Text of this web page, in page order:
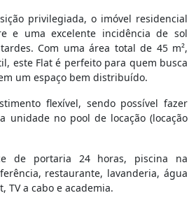
privilegiada, o imóvel residencial
e uma excelente incidência de sol
Com uma área total de 45 m²,
este Flat é perfeito para quem busca
um espaço bem distribuído.
flexível, sendo possível fazer
unidade no pool de locação (locação
de portaria 24 horas, piscina na
restaurante, lavanderia, água
a cabo e academia.